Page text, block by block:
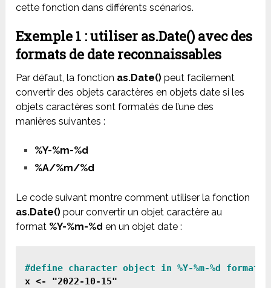
cette fonction dans différents scénarios.
Exemple 1 : utiliser as.Date() avec des
formats de date reconnaissables
Par défaut, la fonction as.Date() peut facilement
convertir des objets caractères en objets date si les
objets caractères sont formatés de l’une des
manières suivantes :
%Y-%m-%d
%A/%m/%d
Le code suivant montre comment utiliser la fonction
as.Date() pour convertir un objet caractère au
format %Y-%m-%d en un objet date :
#define character object in %Y-%m-%d format
x <- "2022-10-15"